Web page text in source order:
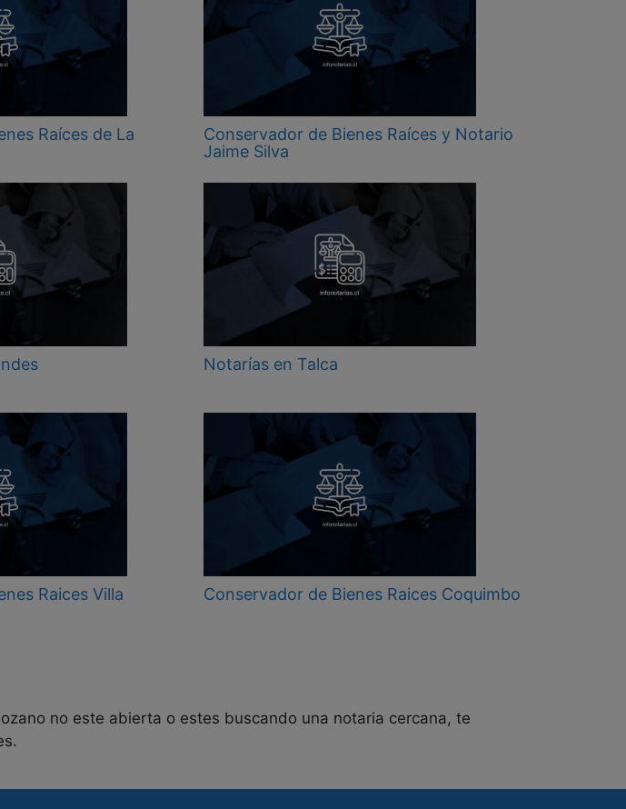
Raíces de La
Conservador de Bienes Raíces y Notario
Jaime Silva
Notarías en Talca
Raices Villa
Conservador de Bienes Raices Coquimbo
no este abierta o estes buscando una notaria cercana, te